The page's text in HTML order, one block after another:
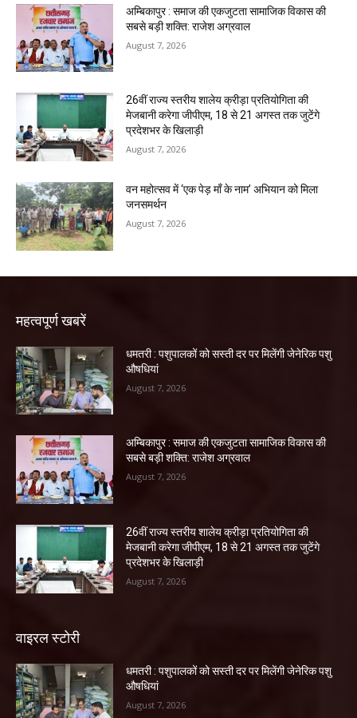
अम्बिकापुर : समाज की एकजुटता सामाजिक विकास की
सबसे बड़ी शक्ति: राजेश अग्रवाल
August 7, 2026
26वीं राज्य स्तरीय शालेय क्रीड़ा प्रतियोगिता की
मेजबानी करेगा जीपीएम, 18 से 21 अगस्त तक जुटेंगे
प्रदेशभर के खिलाड़ी
August 7, 2026
वन महोत्सव में ‘एक पेड़ माँ के नाम’ अभियान को मिला
जनसमर्थन
August 7, 2026
महत्वपूर्ण खबरें
धमतरी : पशुपालकों को सस्ती दर पर मिलेंगी जेनेरिक पशु
औषधियां
August 7, 2026
अम्बिकापुर : समाज की एकजुटता सामाजिक विकास की
सबसे बड़ी शक्ति: राजेश अग्रवाल
August 7, 2026
26वीं राज्य स्तरीय शालेय क्रीड़ा प्रतियोगिता की
मेजबानी करेगा जीपीएम, 18 से 21 अगस्त तक जुटेंगे
प्रदेशभर के खिलाड़ी
August 7, 2026
वाइरल स्टोरी
धमतरी : पशुपालकों को सस्ती दर पर मिलेंगी जेनेरिक पशु
औषधियां
August 7, 2026